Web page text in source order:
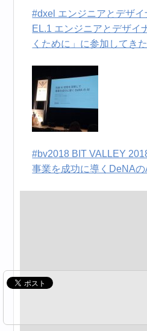
#dxel エンジニアとデザ
EL.1 エンジニアとデザイ
くために」に参加してき
#bv2018 BIT VALLEY
事業を成功に導くDeNA